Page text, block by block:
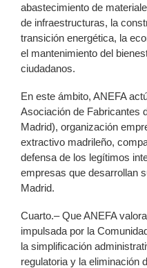
abastecimiento de
de infraestructuras, la
transición energética, la
el mantenimiento del
ciudadanos.
En este ámbito, ANEFA
Asociación de Fabricantes
Madrid), organización
extractivo madrileño,
defensa de los legítimos
empresas que desarrollan
Madrid.
Cuarto.– Que ANEFA
impulsada por la
la simplificación
regulatoria y la eliminación